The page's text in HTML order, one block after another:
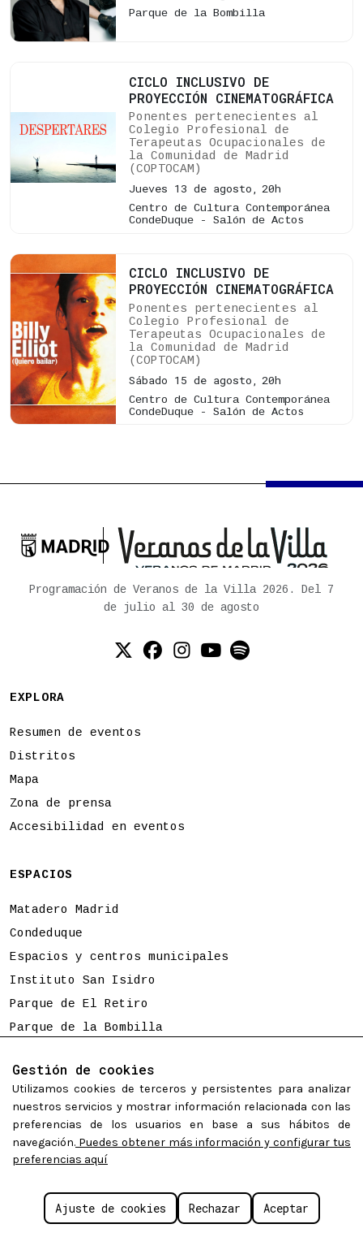
Gestión de cookies
Utilizamos cookies de terceros y persistentes para analizar
nuestros servicios y mostrar información relacionada con las
preferencias de los usuarios en base a sus hábitos de
navegación. Puedes obtener más información y configurar tus
preferencias aquí
Ajuste de cookies Rechazar Aceptar
Parque de la Bombilla
CICLO INCLUSIVO DE
PROYECCIÓN CINEMATOGRÁFICA
Ponentes pertenecientes al
Colegio Profesional de
Terapeutas Ocupacionales de
la Comunidad de Madrid
(COPTOCAM)
Jueves 13 de agosto, 20h
Centro de Cultura Contemporánea
CondeDuque - Salón de Actos
CICLO INCLUSIVO DE
PROYECCIÓN CINEMATOGRÁFICA
Ponentes pertenecientes al
Colegio Profesional de
Terapeutas Ocupacionales de
la Comunidad de Madrid
(COPTOCAM)
Sábado 15 de agosto, 20h
Centro de Cultura Contemporánea
CondeDuque - Salón de Actos

Ayuntamiento de Madrid
Programación de Veranos de la Villa 2026. Del 7
de julio al 30 de agosto
Twitter (X)
Facebook
Instagram
YouTube
Spotify
EXPLORA
Resumen de eventos
Distritos
Mapa
Zona de prensa
Accesibilidad en eventos
ESPACIOS
Matadero Madrid
Condeduque
Espacios y centros municipales
Instituto San Isidro
Parque de El Retiro
Parque de la Bombilla
Programación sujeta a cambios
Algunos derechos reservados.
Políticas de cookies
Aviso legal
Accesibilidad web
Configurar cookies